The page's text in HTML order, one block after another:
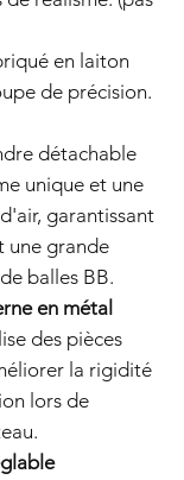
en laiton
de précision.
détachable
unique et une
garantissant
une grande
balles BB.
en métal
des pièces
la rigidité
lors de